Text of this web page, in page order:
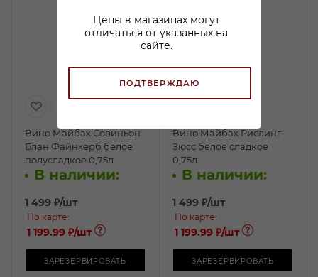
Цены в магазинах могут
отличаться от указанных на
сайте.
ПОДТВЕРЖДАЮ
Вино Майбах Совиньон
Блан Файнхерб белое
полусладкое 0,75л
В наличии:
1 499 ₽/шт
По карте:
1 199.99 ₽/шт
ЗАРЕЗЕРВИРОВАТЬ
Вино Майбах Рислинг
Зюсс белое сладкое
0,75л
В наличии:
1 499 ₽/шт
По карте:
1 199.99 ₽/шт
ЗАРЕЗЕРВИРОВАТЬ